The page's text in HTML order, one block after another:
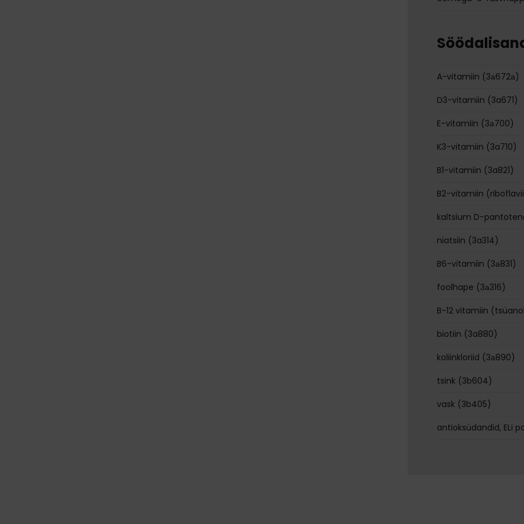
A-vitamiin (3а672а)
D3-vitamiin (3a671)
E-vitamiin (3а700)
K3-vitamiin (3a710)
B1-vitamiin (3a821)
B2-vitamiin
kaltsium D-
niatsiin (3a314)
B6-vitamiin (3а831)
foolhape (3а316)
B-12 vitamiin
biotiin (3a880)
koliinkloriid (3а890)
tsink (3b604)
vask (3b405)
antioksüdandid, ELi